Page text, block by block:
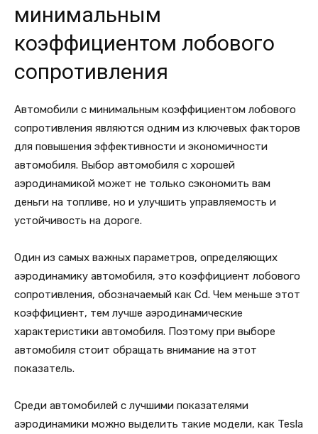
минимальным
коэффициентом лобового
сопротивления
Автомобили с минимальным коэффициентом лобового
сопротивления являются одним из ключевых факторов
для повышения эффективности и экономичности
автомобиля. Выбор автомобиля с хорошей
аэродинамикой может не только сэкономить вам
деньги на топливе, но и улучшить управляемость и
устойчивость на дороге.
Один из самых важных параметров, определяющих
аэродинамику автомобиля, это коэффициент лобового
сопротивления, обозначаемый как Cd. Чем меньше этот
коэффициент, тем лучше аэродинамические
характеристики автомобиля. Поэтому при выборе
автомобиля стоит обращать внимание на этот
показатель.
Среди автомобилей с лучшими показателями
аэродинамики можно выделить такие модели, как Tesla